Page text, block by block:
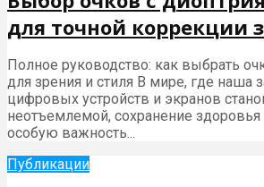
для точной коррекции
Полное руководство: как выбрать
для зрения и стиля В мире, где наша
цифровых устройств и экранов
неотъемлемой, сохранение здоровья
особую важность...
Публикации